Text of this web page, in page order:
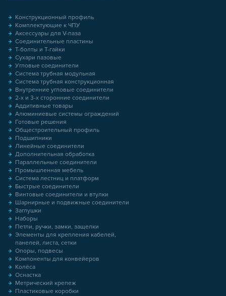
Конструкционный профиль
Комплектующие к ЧПУ
Аксессуары для V-паза
Соединительные пластины
Т-болты и Т-гайки
Сухари пазовые
Угловые соединители
Система трубная модульная
Система трубная конструкционная
Внутренние угловые соединители
2-х и 3-х сторонние соединители
Аддитивные товары
Алюминиевые системы ограждений
Готовые решения
Общестроительный профиль
Подшипники
Линейные соединители
Дополнительная обработка
Параллельные соединители
Промышленная мебель
Система лестниц и платформ
Быстрые соединители
Винтовые соединители и втулки
Шарнирные и подвижные соединители
Заглушки
Наборы
Петли, ручки, замки, защелки
Элементы для крепления кабелей,
панелей, листа, сетки
Опоры, подвесы
Компоненты для конвейеров
Колёса
Оснастка
Метрический крепеж
Пластиковые коробки